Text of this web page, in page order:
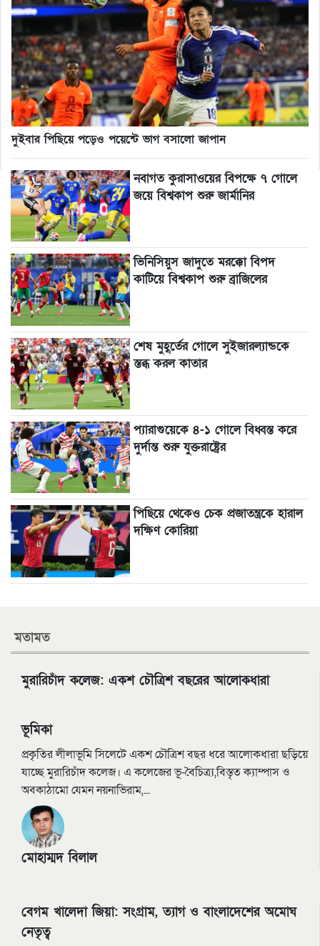
দুইবার পিছিয়ে পড়েও পয়েন্টে ভাগ বসালো জাপান
নবাগত কুরাসাওয়ের বিপক্ষে ৭ গোলে
জয়ে বিশ্বকাপ শুরু জার্মানির
ভিনিসিয়ুস জাদুতে মরক্কো বিপদ
কাটিয়ে বিশ্বকাপ শুরু ব্রাজিলের
শেষ মুহূর্তের গোলে সুইজারল্যান্ডকে
স্তব্ধ করল কাতার
প্যারাগুয়েকে ৪-১ গোলে বিধ্বস্ত করে
দুর্দান্ত শুরু যুক্তরাষ্ট্রের
পিছিয়ে থেকেও চেক প্রজাতন্ত্রকে হারাল
দক্ষিণ কোরিয়া
মতামত
মুরারিচাঁদ কলেজ: একশ চৌত্রিশ বছরের আলোকধারা
ভূমিকা
প্রকৃতির লীলাভূমি সিলেটে একশ চৌত্রিশ বছর ধরে আলোকধারা ছড়িয়ে
যাচ্ছে মুরারিচাঁদ কলেজ। এ কলেজের ভূ-বৈচিত্র্য,বিস্তৃত ক্যাম্পাস ও
অবকাঠামো যেমন নয়নাভিরাম,...
মোহাম্মদ বিলাল
বেগম খালেদা জিয়া: সংগ্রাম, ত্যাগ ও বাংলাদেশের অমোঘ
নেতৃত্ব